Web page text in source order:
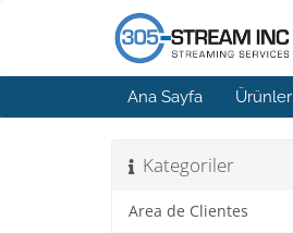
Ana Sayfa Ürünler
Kategoriler
Area de Clientes